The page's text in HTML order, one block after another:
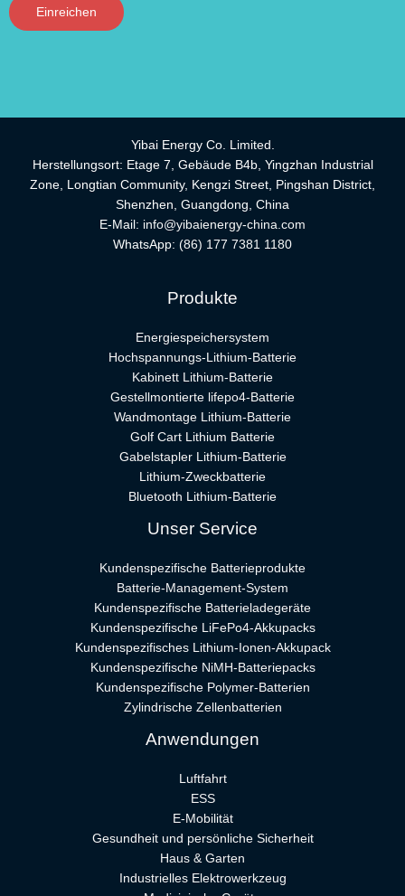
Einreichen
Yibai Energy Co. Limited.
Herstellungsort: Etage 7, Gebäude B4b, Yingzhan Industrial
Zone, Longtian Community, Kengzi Street, Pingshan District,
Shenzhen, Guangdong, China
E-Mail: info@yibaienergy-china.com
WhatsApp: (86) 177 7381 1180
Produkte
Energiespeichersystem
Hochspannungs-Lithium-Batterie
Kabinett Lithium-Batterie
Gestellmontierte lifepo4-Batterie
Wandmontage Lithium-Batterie
Golf Cart Lithium Batterie
Gabelstapler Lithium-Batterie
Lithium-Zweckbatterie
Bluetooth Lithium-Batterie
Unser Service
Kundenspezifische Batterieprodukte
Batterie-Management-System
Kundenspezifische Batterieladegeräte
Kundenspezifische LiFePo4-Akkupacks
Kundenspezifisches Lithium-Ionen-Akkupack
Kundenspezifische NiMH-Batteriepacks
Kundenspezifische Polymer-Batterien
Zylindrische Zellenbatterien
Anwendungen
Luftfahrt
ESS
E-Mobilität
Gesundheit und persönliche Sicherheit
Haus & Garten
Industrielles Elektrowerkzeug